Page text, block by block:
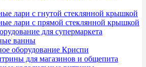
лари с гнутой стеклянной крышкой
лари с прямой стеклянной крышкой
для супермаркета
ванны
оборудование Криспи
для магазинов и общепита